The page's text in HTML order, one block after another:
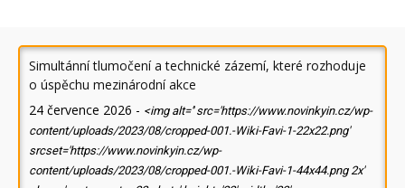
Simultánní tlumočení a technické zázemí, které rozhoduje
o úspěchu mezinárodní akce
24 července 2026 - <img alt='' src='https://www.novinkyin.cz/wp-
content/uploads/2023/08/cropped-001.-Wiki-Favi-1-22x22.png'
srcset='https://www.novinkyin.cz/wp-
content/uploads/2023/08/cropped-001.-Wiki-Favi-1-44x44.png 2x'